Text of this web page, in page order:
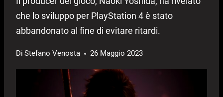
che lo sviluppo per PlayStation 4 è stato
abbandonato al fine di evitare ritardi.
Di Stefano Venosta 26 Maggio 2023